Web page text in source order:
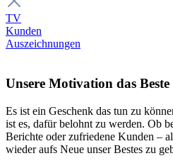
TV
Kunden
Auszeichnungen
Unsere Motivation das Beste
Es ist ein Geschenk das tun zu
ist es, dafür belohnt zu werden. Ob
Berichte oder zufriedene Kunden –
wieder aufs Neue unser Bestes zu